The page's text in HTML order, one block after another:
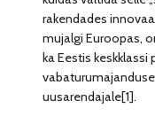
rakendades
mujalgi Euroopas,
ka Eestis
uusarendajale[1].